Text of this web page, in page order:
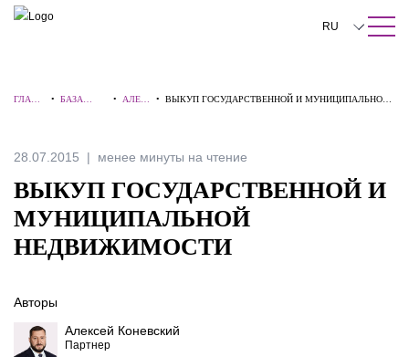
ПОИСК ПО САЙТУ Закрыть
RU
中文
ГЛАВН
•БАЗА
•
АЛЕР
• ВЫКУП ГОСУДАРСТВЕННОЙ И МУНИЦИПАЛЬНОЙ
28.07.2015 менее минуты на чтение
ВЫКУП ГОСУДАРСТВЕННОЙ И
МУНИЦИПАЛЬНОЙ
НЕДВИЖИМОСТИ
Авторы
Алексей Коневский
Партнер